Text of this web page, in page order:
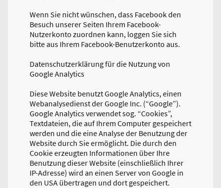
Wenn Sie nicht wünschen, dass Facebook den
Besuch unserer Seiten Ihrem Facebook-
Nutzerkonto zuordnen kann, loggen Sie sich
bitte aus Ihrem Facebook-Benutzerkonto aus.
Datenschutzerklärung für die Nutzung von
Google Analytics
Diese Website benutzt Google Analytics, einen
Webanalysedienst der Google Inc. (“Google”).
Google Analytics verwendet sog. “Cookies”,
Textdateien, die auf Ihrem Computer gespeichert
werden und die eine Analyse der Benutzung der
Website durch Sie ermöglicht. Die durch den
Cookie erzeugten Informationen über Ihre
Benutzung dieser Website (einschließlich Ihrer
IP-Adresse) wird an einen Server von Google in
den USA übertragen und dort gespeichert.